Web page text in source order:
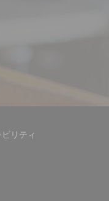
開きます))
リティ
((新しいウィンドウで開き